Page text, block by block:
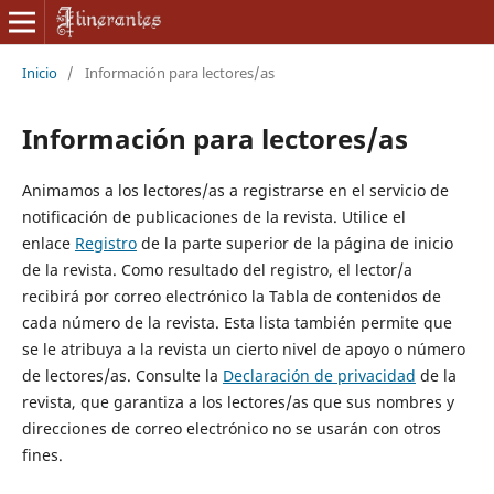
Inicio / Información para lectores/as
Información para lectores/as
Animamos a los lectores/as a registrarse en el servicio de
notificación de publicaciones de la revista. Utilice el
enlace Registrode la parte superior de la página de inicio
de la revista. Como resultado del registro, el lector/a
recibirá por correo electrónico la Tabla de contenidos de
cada número de la revista. Esta lista también permite que
se le atribuya a la revista un cierto nivel de apoyo o número
de lectores/as. Consulte la Declaración de privacidad de la
revista, que garantiza a los lectores/as que sus nombres y
direcciones de correo electrónico no se usarán con otros
fines.